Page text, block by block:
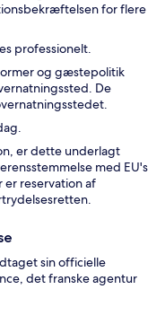
for flere
professionelt.
og gæstepolitik
De
er dette underlagt
med EU's
reservation af
sin officielle
det franske agentur